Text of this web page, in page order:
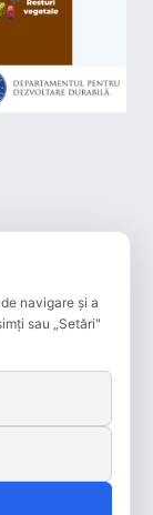
navigare și a
sau „Setări"